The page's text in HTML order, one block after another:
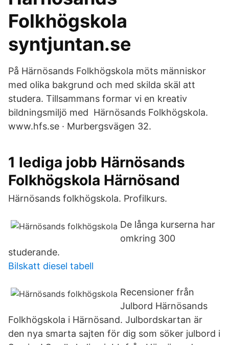
Folkhögskola
syntjuntan.se
På Härnösands Folkhögskola möts människor
med olika bakgrund och med skilda skäl att
studera. Tillsammans formar vi en kreativ
bildningsmiljö med Härnösands Folkhögskola.
www.hfs.se · Murbergsvägen 32.
1 lediga jobb Härnösands
Folkhögskola Härnösand
Härnösands folkhögskola. Profilkurs.
De långa kurserna har
omkring 300
studerande.
Bilskatt diesel tabell
Recensioner från
Julbord Härnösands
Folkhögskola i Härnösand. Julbordskartan är
den nya smarta sajten för dig som söker julbord i